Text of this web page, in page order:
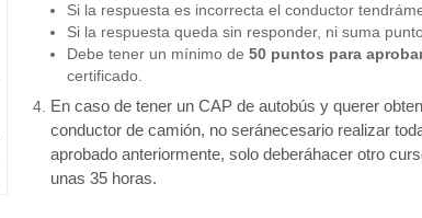
Si la respuesta es incorrecta el conductor
Si la respuesta queda sin responder, ni suma
Debe tener un mínimo de 50 puntos para
certificado.
En caso de tener un CAP de autobús y querer
conductor de camión, no seránecesario realizar
aprobado anteriormente, solo deberáhacer otro
unas 35 horas.